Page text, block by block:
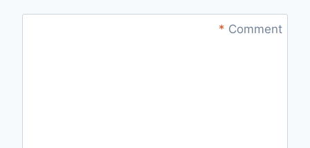
Comment
*